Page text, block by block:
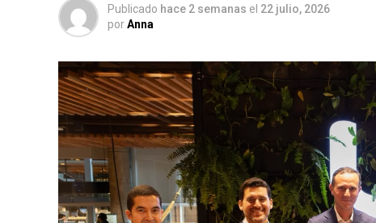
Publicado hace 2 semanas el 22 julio, 2026
porAnna